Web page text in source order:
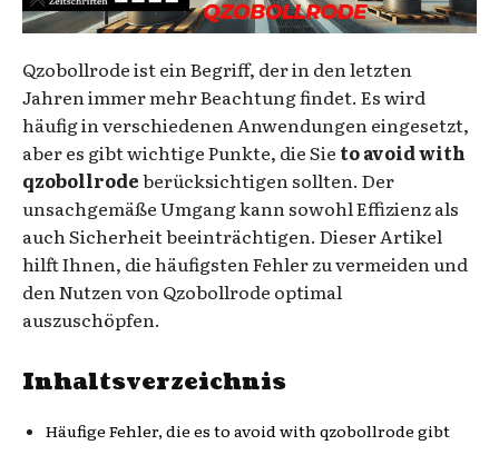
Qzobollrode ist ein Begriff, der in den letzten
Jahren immer mehr Beachtung findet. Es wird
häufig in verschiedenen Anwendungen eingesetzt,
aber es gibt wichtige Punkte, die Sie to avoid with
qzobollrodeberücksichtigen sollten. Der
unsachgemäße Umgang kann sowohl Effizienz als
auch Sicherheit beeinträchtigen. Dieser Artikel
hilft Ihnen, die häufigsten Fehler zu vermeiden und
den Nutzen von Qzobollrode optimal
auszuschöpfen.
Inhaltsverzeichnis
Häufige Fehler, die es to avoid with qzobollrode gibt